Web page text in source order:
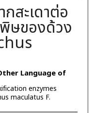
สะเดาต่อ
ษของด้วง
Language of
enzymes
maculatus F.